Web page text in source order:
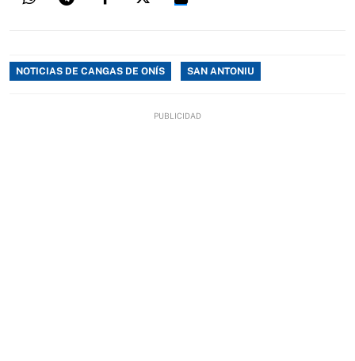
NOTICIAS DE CANGAS DE ONÍS SAN ANTONIU